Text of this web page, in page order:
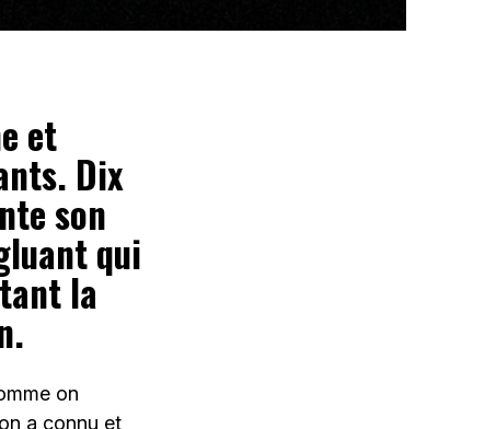
et
Dix
son
qui
la
on
a connu et